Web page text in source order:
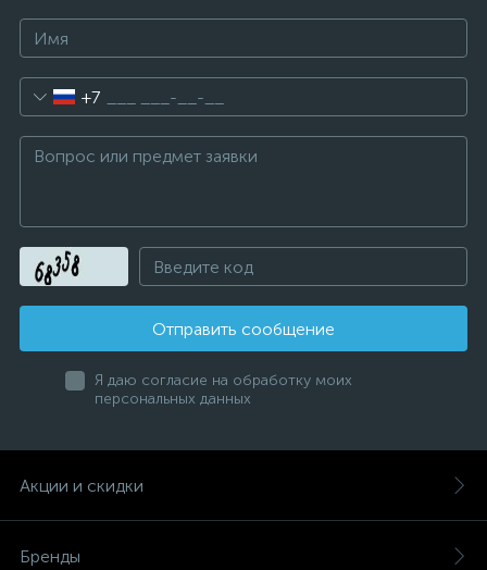
+7
Отправить сообщение
Я даю согласие на обработку моих
персональных данных
Акции и скидки
Бренды